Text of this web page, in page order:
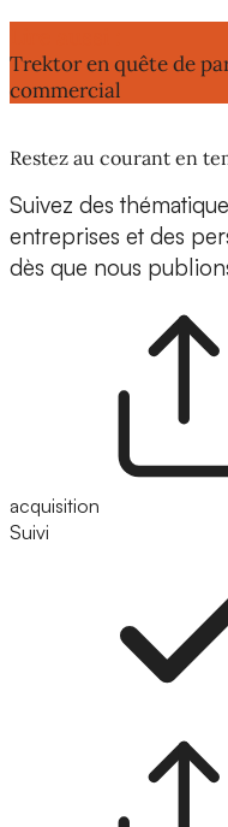
Trektor en quête de
commercial
Restez au courant en
Suivez des
entreprises et des
dès que nous
acquisition
Suivi